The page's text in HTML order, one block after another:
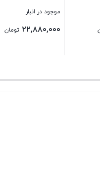
موجود در انبار
۲۲,۸۸۰,۰۰۰ تومان